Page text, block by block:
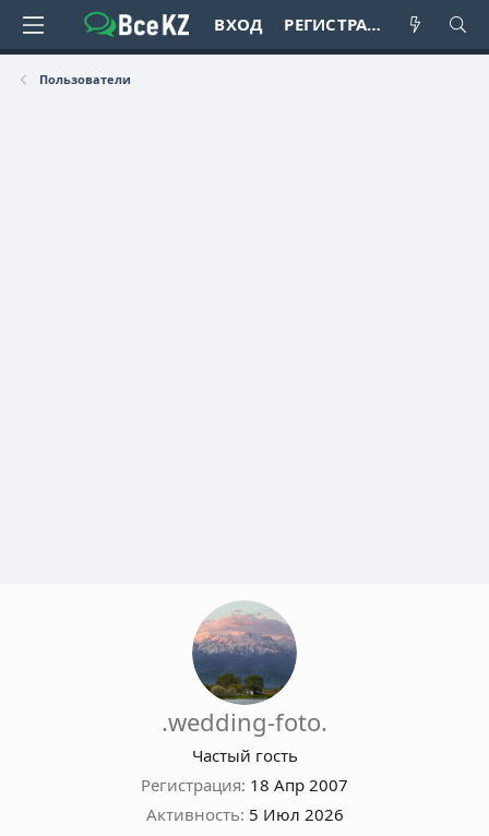
ВХОД РЕГИСТРАЦИЯ
Пользователи
.wedding-foto.
Частый гость
Регистрация 18 Апр 2007
Активность 5 Июл 2026